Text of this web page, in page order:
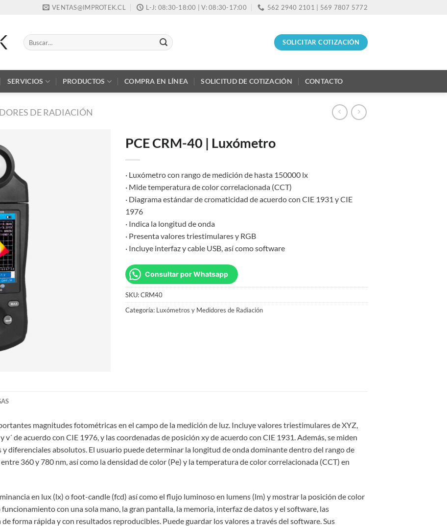
VENTAS@IMPROTEK.CL L-J: 08:30-18:00 | V: 08:30-17:00 562 2940 2101 | 569 7807 5772
Buscar
por:
SOLICITAR COTIZACIÓN
SERVICIOS PRODUCTOS COMPRA EN LÍNEA SOLICITUD DE COTIZACIÓN CONTACTO
DE RADIACIÓN
PCE CRM-40 | Luxómetro
· Luxómetro con rango de medición de hasta 150000 lx
· Mide temperatura de color correlacionada (CCT)
· Diagrama estándar de cromaticidad de acuerdo con CIE 1931 y CIE
1976
· Indica la longitud de onda
· Presenta valores triestimulares y RGB
· Incluye interfaz y cable USB, así como software
Consultar por Whatsapp
SKU:CRM40
Categoría: Luxómetros y Medidores de Radiación
magnitudes fotométricas en el campo de la medición de luz. Incluye valores triestimulares de XYZ,
v´ de acuerdo con CIE 1976, y las coordenadas de posición xy de acuerdo con CIE 1931. Además, se miden
diferenciales absolutos. El usuario puede determinar la longitud de onda dominante dentro del rango de
360 y 780 nm, así como la densidad de color (Pe) y la temperatura de color correlacionada (CCT) en
en lux (lx) o foot-candle (fcd) así como el flujo luminoso en lumens (lm) y mostrar la posición de color
funcionamiento con una sola mano, la gran pantalla, la memoria, interfaz de datos y el software, las
forma rápida y con resultados reproducibles. Puede guardar los valores a través del software. Sus